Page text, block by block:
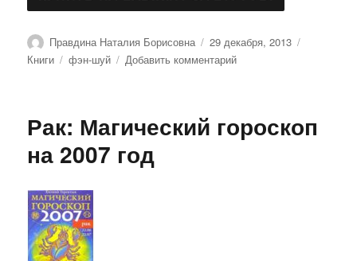
Автор
Правдина Наталия Борисовна Опубликовано
29 декабря, 2013
Книги
Метки
фэн-шуй Добавить комментарийк
талисманы
привлекающие
Рак: Магический гороскоп
на 2007 год